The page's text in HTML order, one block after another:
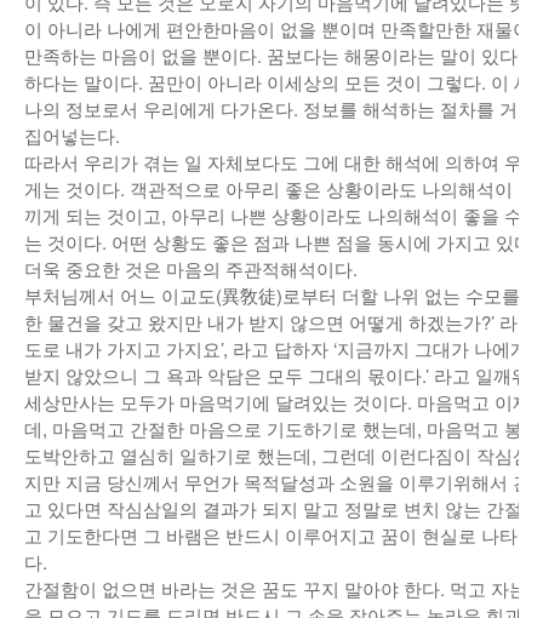
이 아니라 나에게 편안한마음이 없을 뿐이며 만족할만한 재물이
만족하는 마음이 없을 뿐이다. 꿈보다는 해몽이라는 말이 있다.
하다는 말이다. 꿈만이 아니라 이세상의 모든 것이 그렇다. 이 세
나의 정보로서 우리에게 다가온다. 정보를 해석하는 절차를 거
집어넣는다.
따라서 우리가 겪는 일 자체보다도 그에 대한 해석에 의하여 우
게는 것이다. 객관적으로 아무리 좋은 상황이라도 나의해석이
끼게 되는 것이고, 아무리 나쁜 상황이라도 나의해석이 좋을 수
는 것이다. 어떤 상황도 좋은 점과 나쁜 점을 동시에 가지고 있다
더욱 중요한 것은 마음의 주관적해석이다.
부처님께서 어느 이교도(異敎徒)로부터 더할 나위 없는 수모를
한 물건을 갖고 왔지만 내가 받지 않으면 어떻게 하겠는가?’ 라고
도로 내가 가지고 가지요’, 라고 답하자 ‘지금까지 그대가 나에게
받지 않았으니 그 욕과 악담은 모두 그대의 몫이다.’ 라고 일깨워
세상만사는 모두가 마음먹기에 달려있는 것이다. 마음먹고 이제
데, 마음먹고 간절한 마음으로 기도하기로 했는데, 마음먹고 봉
도박안하고 열심히 일하기로 했는데, 그런데 이런다짐이 작심삼
지만 지금 당신께서 무언가 목적달성과 소원을 이루기위해서 간
고 있다면 작심삼일의 결과가 되지 말고 정말로 변치 않는 간절
고 기도한다면 그 바램은 반드시 이루어지고 꿈이 현실로 나타
다.
간절함이 없으면 바라는 것은 꿈도 꾸지 말아야 한다. 먹고 자는